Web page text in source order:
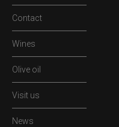
Contact
Wines
Olive oil
Visit us
News